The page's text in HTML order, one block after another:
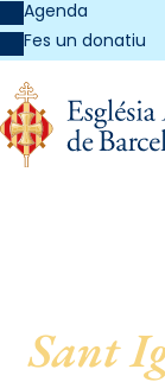
Agenda
Fes un donatiu
Sant